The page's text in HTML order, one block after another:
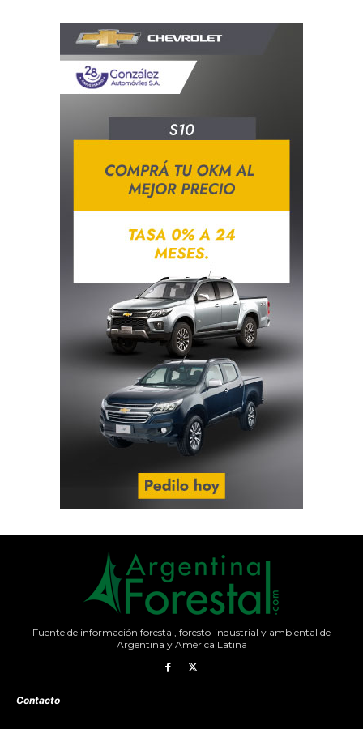
Fuente de información forestal, foresto-industrial y ambiental de
Argentina y América Latina
Contacto